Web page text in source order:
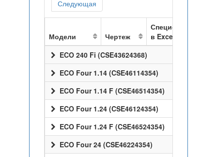
Следующая
Модели Чертеж
Спецификация
в Excel
ECO 240 Fi (CSE43624368)
ECO Four 1.14 (CSE46114354)
ECO Four 1.14 F (CSE46514354)
ECO Four 1.24 (CSE46124354)
ECO Four 1.24 F (CSE46524354)
ECO Four 24 (CSE46224354)